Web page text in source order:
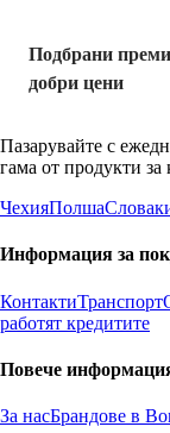
Подбрани
добри цени
Пазарувайте с
гама от продукти за
ЧехияПолша
Информация за
КонтактиТранспорт
работят кредитите
Повече
За насБрандове в